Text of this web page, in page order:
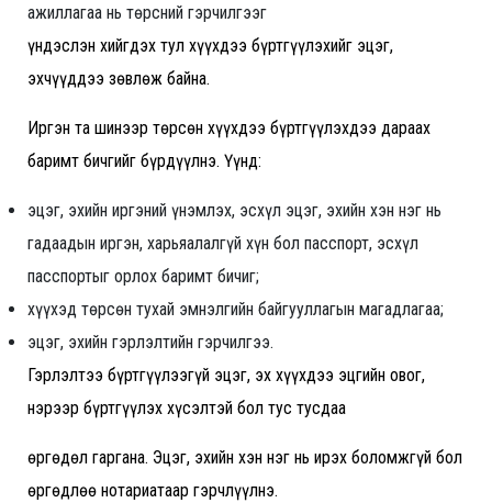
ажиллагаа нь төрсний гэрчилгээг
үндэслэн хийгдэх тул хүүхдээ бүртгүүлэхийг эцэг,
эхчүүддээ зөвлөж байна.
Иргэн та шинээр төрсөн хүүхдээ бүртгүүлэхдээ дараах
баримт бичгийг бүрдүүлнэ. Үүнд:
эцэг, эхийн иргэний үнэмлэх, эсхүл эцэг, эхийн хэн нэг нь
гадаадын иргэн, харьяалалгүй хүн бол пасспорт, эсхүл
пасспортыг орлох баримт бичиг;
хүүхэд төрсөн тухай эмнэлгийн байгууллагын магадлагаа;
эцэг, эхийн гэрлэлтийн гэрчилгээ.
Гэрлэлтээ бүртгүүлээгүй эцэг, эх хүүхдээ эцгийн овог,
нэрээр бүртгүүлэх хүсэлтэй бол тус тусдаа
өргөдөл гаргана. Эцэг, эхийн хэн нэг нь ирэх боломжгүй бол
өргөдлөө нотариатаар гэрчлүүлнэ.